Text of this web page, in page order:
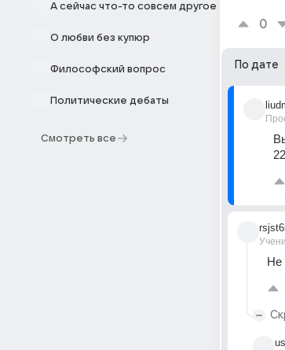
А сейчас что-то совсем другое
О любви без купюр
Философский вопрос
Политические дебаты
Смотреть все
0
По дате
Не